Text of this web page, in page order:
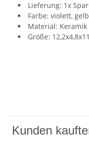
Lieferung: 1x
Farbe: violett, gelb
Material:
Größe:
Kunden